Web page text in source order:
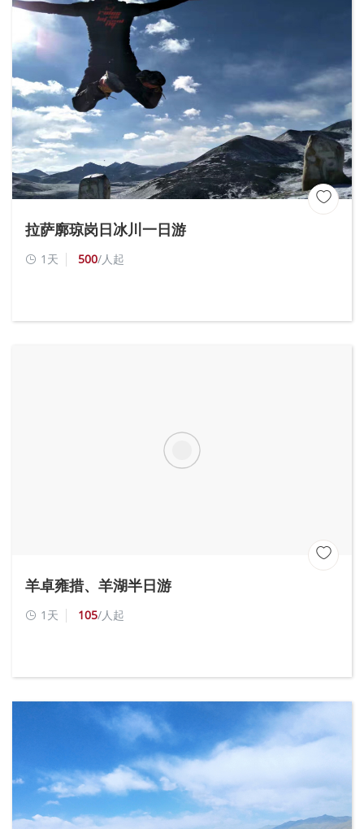

拉萨廓琼岗日冰川一日游
 1天 500/人起

羊卓雍措、羊湖半日游
 1天 105/人起